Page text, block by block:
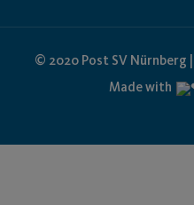
© 2020 Post SV Nürnberg
Made with